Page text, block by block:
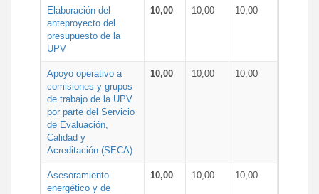
Elaboración del
anteproyecto del
presupuesto de la
UPV
10,00 10,00 10,00
Apoyo operativo a
comisiones y grupos
de trabajo de la UPV
por parte del Servicio
de Evaluación,
Calidad y
Acreditación (SECA)
10,00 10,00 10,00
Asesoramiento
energético y de
10,00 10,00 10,00